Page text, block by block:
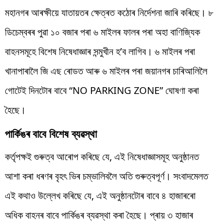
মহানগৰ আৰক্ষীয়ে যাতায়তৰ ক্ষেত্ৰত কঠোৰ নিৰ্দেশনা জাৰি কৰিছে। ৮
ডিচেম্বৰৰ পুৱা ১০ বজাৰ পৰা ৬ মাইলৰ ফালৰ পৰা অহা বাণিজ্যিক
বাহনসমূহে বিশেষ নিষেধাজ্ঞাৰ সন্মুখীন হ’ব লাগিব। ৬ মাইলৰ পৰা
খানাপাৰালৈ জি এছ ৰোডত আৰু ৬ মাইলৰ পৰা জয়ানগৰ চাৰিআলিলৈ
গোটেই দিনটোৰ বাবে “NO PARKING ZONE” ঘোষণা কৰা
হৈছে।
পাৰ্কিঙৰ বাবে বিশেষ ব্যৱস্থা
কৰ্তৃপক্ষই গুৰুত্ব আৰোপ কৰিছে যে, এই নিষেধাজ্ঞাসমূহ অনুষ্ঠানত
আশা কৰা ধৰণৰ বৃহৎ ভিৰ চম্ভালিবলৈ অতি গুৰুত্বপূৰ্ণ। সংবাদমেলত
এই কথাও উল্লেখ কৰিছে যে, এই অনুষ্ঠানটোৰ বাবে ৪ হাজাৰৰো
অধিক বাহনৰ বাবে পাৰ্কিঙৰ ব্যৱস্থা কৰা হৈছে। প্ৰায় ৩ হাজাৰ